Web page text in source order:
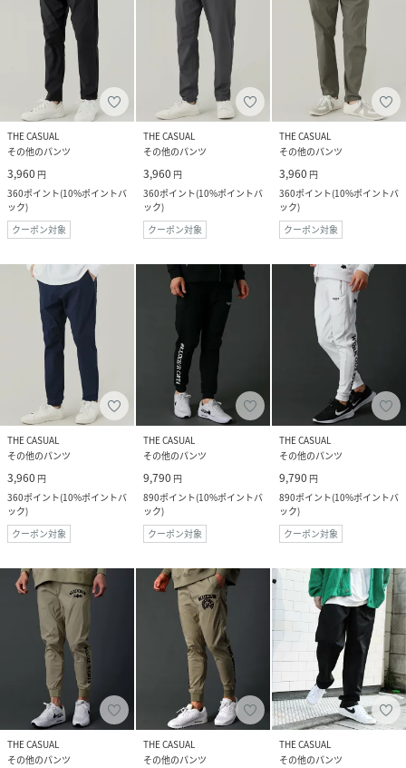
THE CASUAL
その他のパンツ
3,960 円
360ポイント(10%ポイントバ
ック)
クーポン対象
THE CASUAL
その他のパンツ
3,960 円
360ポイント(10%ポイントバ
ック)
クーポン対象
THE CASUAL
その他のパンツ
3,960 円
360ポイント(10%ポイントバ
ック)
クーポン対象
THE CASUAL
その他のパンツ
3,960 円
360ポイント(10%ポイントバ
ック)
クーポン対象
THE CASUAL
その他のパンツ
9,790 円
890ポイント(10%ポイントバ
ック)
クーポン対象
THE CASUAL
その他のパンツ
9,790 円
890ポイント(10%ポイントバ
ック)
クーポン対象
THE CASUAL
その他のパンツ
THE CASUAL
その他のパンツ
THE CASUAL
その他のパンツ